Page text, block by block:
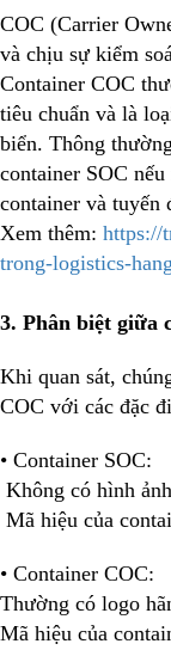
COC (Carrier
và chịu sự kiểm
Container COC
tiêu chuẩn và là
biển. Thông
container SOC
container và tuyến
Xem thêm: https://
trong-logistics-
3. Phân biệt giữa
Khi quan sát,
COC với các đặc
• Container SOC:
Không có hình
Mã hiệu của
• Container COC:
Thường có logo
Mã hiệu của